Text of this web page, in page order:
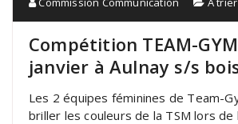
Compétition TEAM-
janvier à Aulnay s/s
Les 2 équipes féminines de Team-
briller les couleurs de la TSM lors